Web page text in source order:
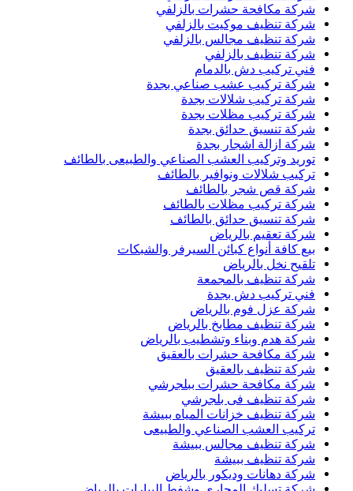
شركة مكافحة حشرات بالزلفي
شركة تنظيف موكيت بالزلفي
شركة تنظيف مجالس بالزلفي
شركة تنظيف بالزلفي
فني تركيب دش بالدمام
شركة تركيب عشب صناعي بجدة
شركة تركيب شلالات بجدة
شركة تركيب مظلات بجدة
شركة تنسيق حدائق بجدة
شركة ازالة اشجار بجدة
توريد وتركيب العشب الصناعي والطبيعى بالطائف
تركيب شلالات ونوافير بالطائف
شركة قص شجر بالطائف
شركة تركيب مظلات بالطائف
شركة تنسيق حدائق بالطائف
شركة تعقيم بالرياض
بيع كافة أنواع كبائن السيرفر والشبكات
تلقيح نخل بالرياض
شركة تنظيف بالمجمعة
فني تركيب دش بجدة
شركة عزل فوم بالرياض
شركة تنظيف مطابخ بالرياض
شركة هدم وبناء وتشطيب بالرياض
شركة مكافحة حشرات بالعقيق
شركة تنظيف بالعقيق
شركة مكافحة حشرات ببلجرشي
شركة تنظيف فى بلجرشي
شركة تنظيف خزانات المياه ببيشة
تركيب العشب الصناعي والطبيعى
شركة تنظيف مجالس ببيشة
شركة تنظيف ببيشة
شركة دهانات وديكور بالرياض